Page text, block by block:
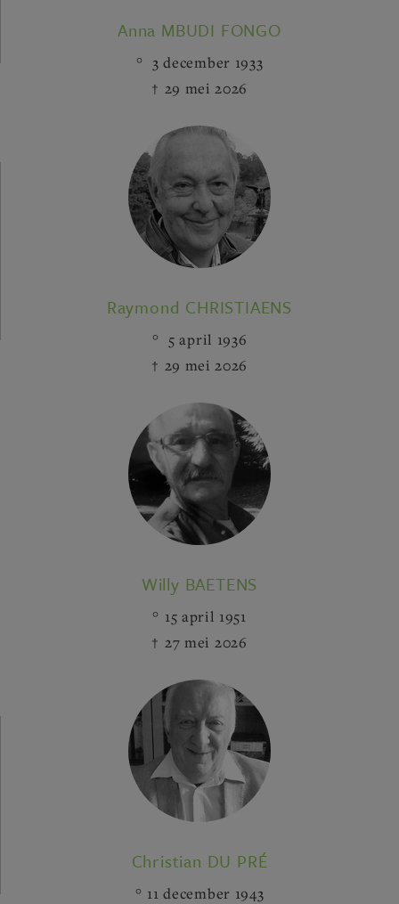
Anna MBUDI FONGO
3 december 1933
29 mei 2026
Raymond CHRISTIAENS
5 april 1936
29 mei 2026
Willy BAETENS
15 april 1951
27 mei 2026
Christian DU PRÉ
11 december 1943